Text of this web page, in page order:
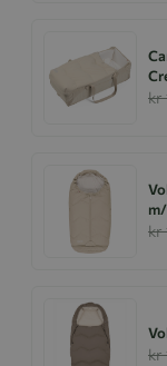
kr
kr
kr